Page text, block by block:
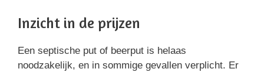
Inzicht in de prijzen
Een septische put of beerput is helaas
noodzakelijk, en in sommige gevallen verplicht. Er